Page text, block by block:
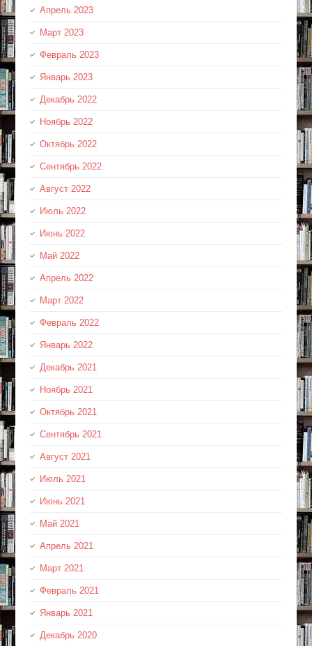
Апрель 2023
Март 2023
Февраль 2023
Январь 2023
Декабрь 2022
Ноябрь 2022
Октябрь 2022
Сентябрь 2022
Август 2022
Июль 2022
Июнь 2022
Май 2022
Апрель 2022
Март 2022
Февраль 2022
Январь 2022
Декабрь 2021
Ноябрь 2021
Октябрь 2021
Сентябрь 2021
Август 2021
Июль 2021
Июнь 2021
Май 2021
Апрель 2021
Март 2021
Февраль 2021
Январь 2021
Декабрь 2020